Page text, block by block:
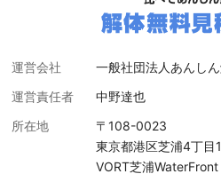
運営会社
一般社団法人あんし
運営責任者
中野達也
所在地
〒108-0023
東京都港区芝浦4丁目
VORT芝浦